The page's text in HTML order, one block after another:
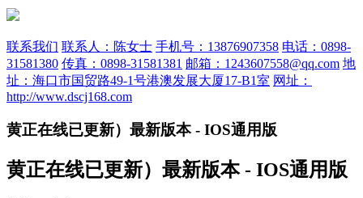
联系我们 联系人：陈女士 手机号：13876907358 电话：0898-
31581380 传真：0898-31581381 邮箱：1243607558@qq.com 地
址：海口市国贸路49-1号港澳发展大厦17-B1室 网址：
http://www.dscj168.com
黄正在线已更新）最新版本 - IOS通用版
黄正在线已更新）最新版本 - IOS通用版